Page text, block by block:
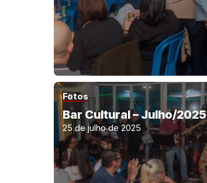
Fotos
Bar Cultural – Julho/2025
25 de julho de 2025